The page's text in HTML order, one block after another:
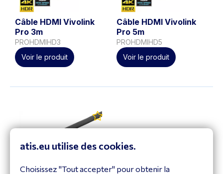
Câble HDMI Vivolink
Pro 3m
PROHDMIHD3
Voir le produit
Câble HDMI Vivolink
Pro 5m
PROHDMIHD5
Voir le produit
atis.eu utilise des cookies.
Choisissez "Tout accepter" pour obtenir la